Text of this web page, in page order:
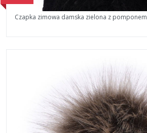
Czapka zimowa damska zielona z pomponem